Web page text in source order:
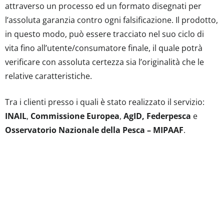
attraverso un processo ed un formato disegnati per
l’assoluta garanzia contro ogni falsificazione. Il prodotto,
in questo modo, può essere tracciato nel suo ciclo di
vita fino all’utente/consumatore finale, il quale potrà
verificare con assoluta certezza sia l’originalità che le
relative caratteristiche.
Tra i clienti presso i quali è stato realizzato il servizio:
INAIL, Commissione Europea, AgID, Federpesca e
Osservatorio Nazionale della Pesca – MIPAAF.